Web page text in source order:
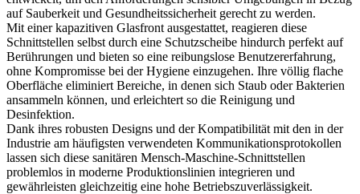
auf Sauberkeit und Gesundheitssicherheit gerecht zu werden.
Mit einer kapazitiven Glasfront ausgestattet, reagieren diese
Schnittstellen selbst durch eine Schutzscheibe hindurch perfekt auf
Berührungen und bieten so eine reibungslose Benutzererfahrung,
ohne Kompromisse bei der Hygiene einzugehen. Ihre völlig flache
Oberfläche eliminiert Bereiche, in denen sich Staub oder Bakterien
ansammeln können, und erleichtert so die Reinigung und
Desinfektion.
Dank ihres robusten Designs und der Kompatibilität mit den in der
Industrie am häufigsten verwendeten Kommunikationsprotokollen
lassen sich diese sanitären Mensch-Maschine-Schnittstellen
problemlos in moderne Produktionslinien integrieren und
gewährleisten gleichzeitig eine hohe Betriebszuverlässigkeit.